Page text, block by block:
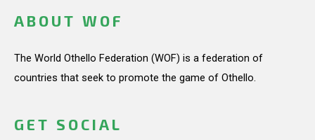
ABOUT WOF
The World Othello Federation (WOF) is a federation of
countries that seek to promote the game of Othello.
GET SOCIAL